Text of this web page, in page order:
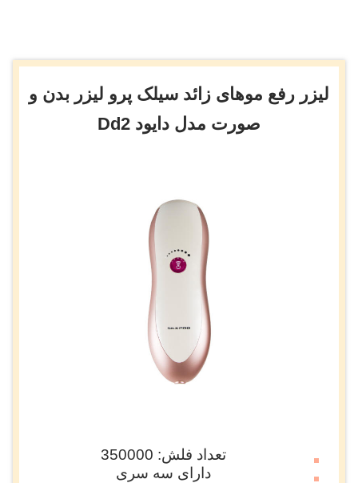
لیزر رفع موهای زائد سیلک پرو لیزر بدن و
صورت مدل دایود Dd2
تعداد فلش: 350000
دارای سه سری